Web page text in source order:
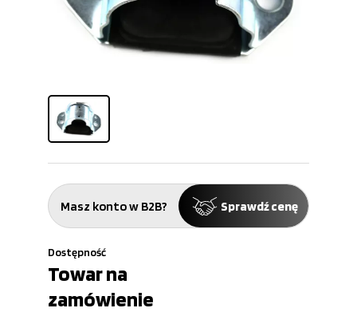
Masz konto w B2B? Sprawdź cenę
Dostępność
Towar na
zamówienie